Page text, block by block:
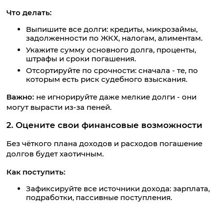
Что делать:
Выпишите все долги: кредиты, микрозаймы,
задолженности по ЖКХ, налогам, алиментам.
Укажите сумму основного долга, проценты,
штрафы и сроки погашения.
Отсортируйте по срочности: сначала - те, по
которым есть риск судебного взыскания.
Важно: не игнорируйте даже мелкие долги - они
могут вырасти из-за пеней.
2. Оцените свои финансовые возможности
Без чёткого плана доходов и расходов погашение
долгов будет хаотичным.
Как поступить:
Зафиксируйте все источники дохода: зарплата,
подработки, пассивные поступления.